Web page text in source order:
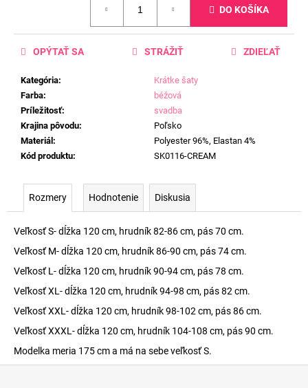
DO KOŠÍKA
Kategória:
Krátke šaty
Farba:
béžová
Príležitosť:
svadba
Krajina pôvodu:
Poľsko
Materiál :
Polyester 96%, Elastan 4%
Kód produktu: SK0116-CREAM
OPÝTAŤ SA STRÁŽIŤ ZDIEĽAŤ
Rozmery Hodnotenie Diskusia
Veľkosť S- dĺžka 120 cm, hrudník 82-86 cm, pás 70 cm.
Veľkosť M- dĺžka 120 cm, hrudník 86-90 cm, pás 74 cm.
Veľkosť L- dĺžka 120 cm, hrudník 90-94 cm, pás 78 cm.
Veľkosť XL- dĺžka 120 cm, hrudník 94-98 cm, pás 82 cm.
Veľkosť XXL- dĺžka 120 cm, hrudník 98-102 cm, pás 86 cm.
Veľkosť XXXL- dĺžka 120 cm, hrudník 104-108 cm, pás 90 cm.
Modelka meria 175 cm a má na sebe veľkosť S.